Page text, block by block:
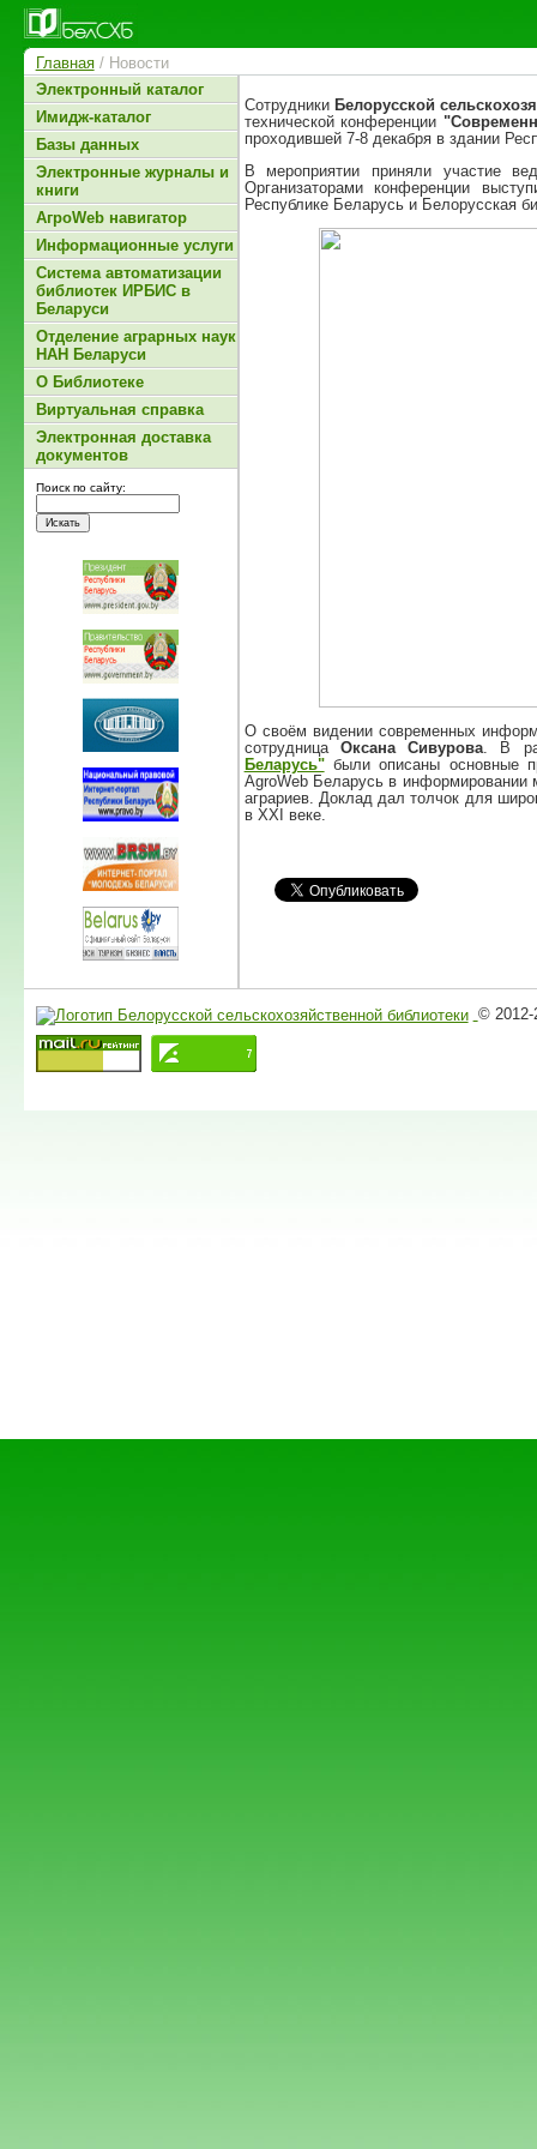
Главная/ Новости
Электронный каталог
Имидж-каталог
Базы данных
Электронные журналы и
книги
АгроWeb навигатор
Информационные услуги
Система автоматизации
библиотек ИРБИС в
Беларуси
Отделение аграрных наук
НАН Беларуси
О Библиотеке
Виртуальная справка
Электронная доставка
документов
Поиск по сайту:
Сотрудники Белорусской
технической конференции
проходившей 7-8 декабря в здании
В мероприятии приняли участие
Организаторами конференции
Республике Беларусь и Белорусская
О своём видении современных
сотрудница Оксана Сивурова. В
Беларусь"были описаны основные
AgroWeb Беларусь в информировании
аграриев. Доклад дал толчок для
в XXI веке.
© 2012-